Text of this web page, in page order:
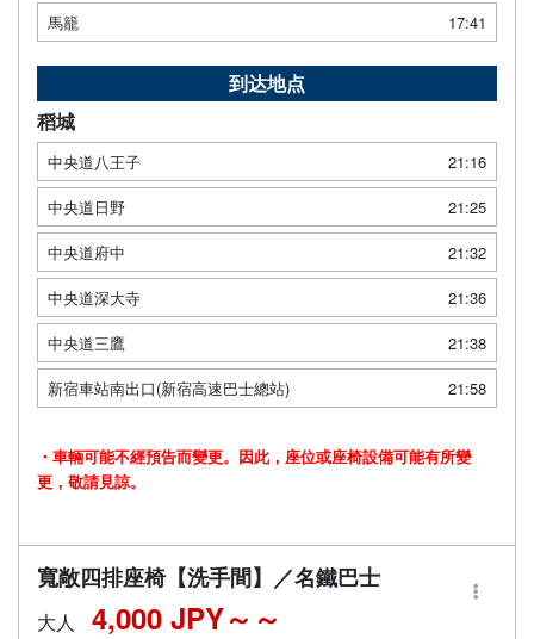
馬籠
17:41
到达地点
稻城
中央道八王子
21:16
中央道日野
21:25
中央道府中
21:32
中央道深大寺
21:36
中央道三鷹
21:38
新宿車站南出口(新宿高速巴士總站)
21:58
・車輛可能不經預告而變更。因此，座位或座椅設備可能有所變
更，敬請見諒。
寬敞四排座椅【洗手間】／名鐵巴士
大人 4,000 JPY～